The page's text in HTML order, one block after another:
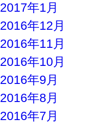
2017年1月
2016年12月
2016年11月
2016年10月
2016年9月
2016年8月
2016年7月